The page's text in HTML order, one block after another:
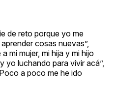
de reto porque yo me
cosas nuevas”,
mi mujer, mi hija y mi hijo
yo luchando para vivir acá”,
a poco me he ido